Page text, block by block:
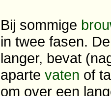
Bij sommige
in twee fasen.
langer, bevat
aparte vaten of
om over een